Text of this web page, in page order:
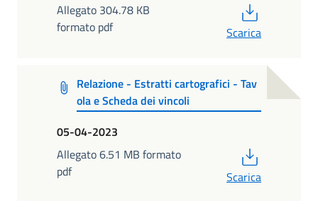
Allegato 304.78 KB
formato pdf
Scarica
Relazione - Estratti cartografici - Tav
ola e Scheda dei vincoli
05-04-2023
Allegato 6.51 MB formato
pdf
Scarica